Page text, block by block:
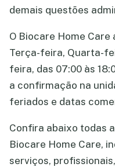
demais questões
O Biocare Home
Terça-feira, Quarta-
feira, das 07:00 às
a confirmação na
feriados e datas
Confira abaixo todas
Biocare Home Care,
serviços,